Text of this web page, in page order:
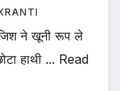
ने खूनी रूप ले
हाथी ... Read